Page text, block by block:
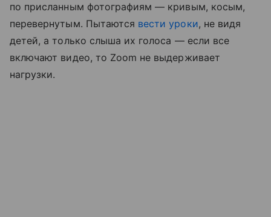
по присланным фотографиям — кривым, косым,
перевернутым. Пытаются вести уроки, не видя
детей, а только слыша их голоса — если все
включают видео, то Zoom не выдерживает
нагрузки.